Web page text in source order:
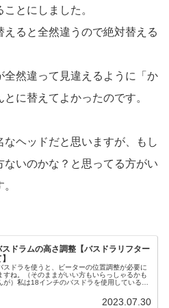
とにしました。
ると全然違うので絶対替える
然違って見違えるように「か
に替えてよかったのです。
ヘッドだと思いますが、もし
いのかな？と思ってる方がい
スドラムの高さ調整【バスドラリフター
スドラを使うと、ビーターの位置調整が必要に
すね。（そのままがいい方もいらっしゃるかも
が）私は18インチのバスドラを使用しているの
2023.07.30